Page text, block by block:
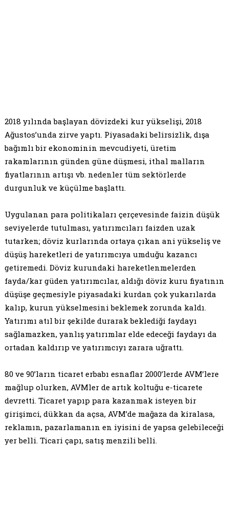
2018 yılında başlayan dövizdeki kur yükselişi, 2018
Ağustos’unda zirve yaptı. Piyasadaki belirsizlik, dışa
bağımlı bir ekonominin mevcudiyeti, üretim
rakamlarının günden güne düşmesi, ithal malların
fiyatlarının artışı vb. nedenler tüm sektörlerde
durgunluk ve küçülme başlattı.
Uygulanan para politikaları çerçevesinde faizin düşük
seviyelerde tutulması, yatırımcıları faizden uzak
tutarken; döviz kurlarında ortaya çıkan ani yükseliş ve
düşüş hareketleri de yatırımcıya umduğu kazancı
getiremedi. Döviz kurundaki hareketlenmelerden
fayda/kar güden yatırımcılar, aldığı döviz kuru fiyatının
düşüşe geçmesiyle piyasadaki kurdan çok yukarılarda
kalıp, kurun yükselmesini beklemek zorunda kaldı.
Yatırımı atıl bir şekilde durarak beklediği faydayı
sağlamazken, yanlış yatırımlar elde edeceği faydayı da
ortadan kaldırıp ve yatırımcıyı zarara uğrattı.
80 ve 90’ların ticaret erbabı esnaflar 2000’lerde AVM’lere
mağlup olurken, AVMler de artık koltuğu e-ticarete
devretti. Ticaret yapıp para kazanmak isteyen bir
girişimci, dükkan da açsa, AVM’de mağaza da kiralasa,
reklamın, pazarlamanın en iyisini de yapsa gelebileceği
yer belli. Ticari çapı, satış menzili belli.